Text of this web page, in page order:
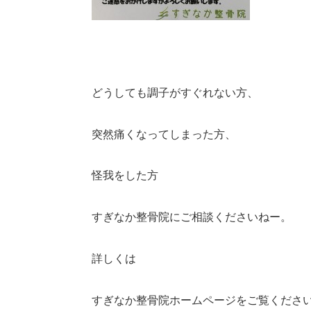
どうしても調子がすぐれない方、
突然痛くなってしまった方、
怪我をした方
すぎなか整骨院にご相談くださいねー。
詳しくは
すぎなか整骨院ホームページをご覧くださ